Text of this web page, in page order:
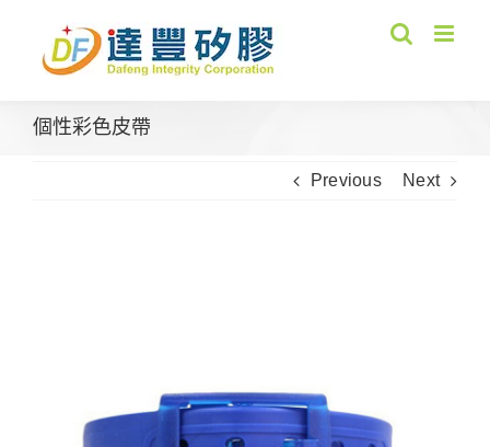
content
個性彩色皮帶
Previous Next